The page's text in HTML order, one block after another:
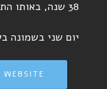
38 שנה, באותו התאריך בדיוק.
יום שני בשמונה
WEBSITE